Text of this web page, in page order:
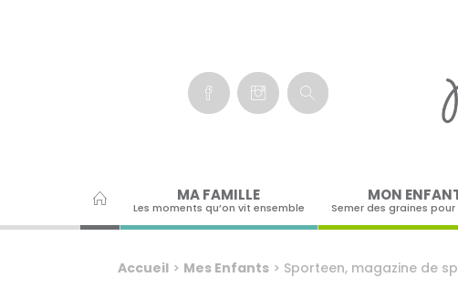
MA FAMILLE
Les moments qu’on vit ensemble
MON
Semer des graines
Accueil> Mes Enfants> Sporteen, magazine de